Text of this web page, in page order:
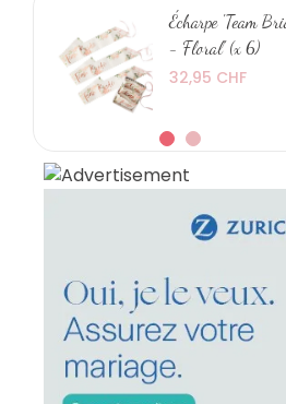
Écharpe 'Team
- Floral' (x 6)
32,95 CHF